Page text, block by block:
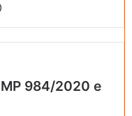
984/2020 e